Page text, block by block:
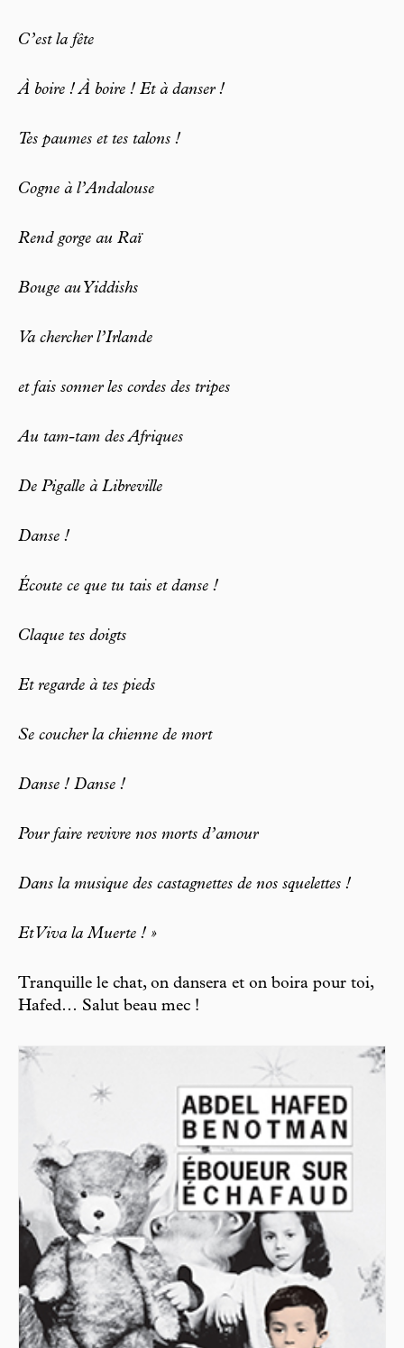
C’est la fête
À boire ! À boire ! Et à danser !
Tes paumes et tes talons !
Cogne à l’Andalouse
Rend gorge au Raï
Bouge au Yiddishs
Va chercher l’Irlande
et fais sonner les cordes des tripes
Au tam-tam des Afriques
De Pigalle à Libreville
Danse !
Écoute ce que tu tais et danse !
Claque tes doigts
Et regarde à tes pieds
Se coucher la chienne de mort
Danse ! Danse !
Pour faire revivre nos morts d’amour
Dans la musique des castagnettes de nos squelettes !
Et Viva la Muerte ! »
Tranquille le chat, on dansera et on boira pour toi,
Hafed… Salut beau mec !